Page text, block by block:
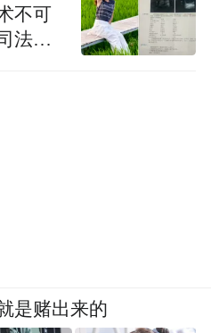
不可
法途
是赌出来的